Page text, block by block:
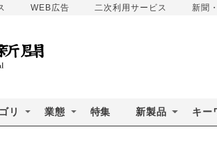
WEB広告 二次利用サービス 新聞
リ 業態 特集 新製品 キー